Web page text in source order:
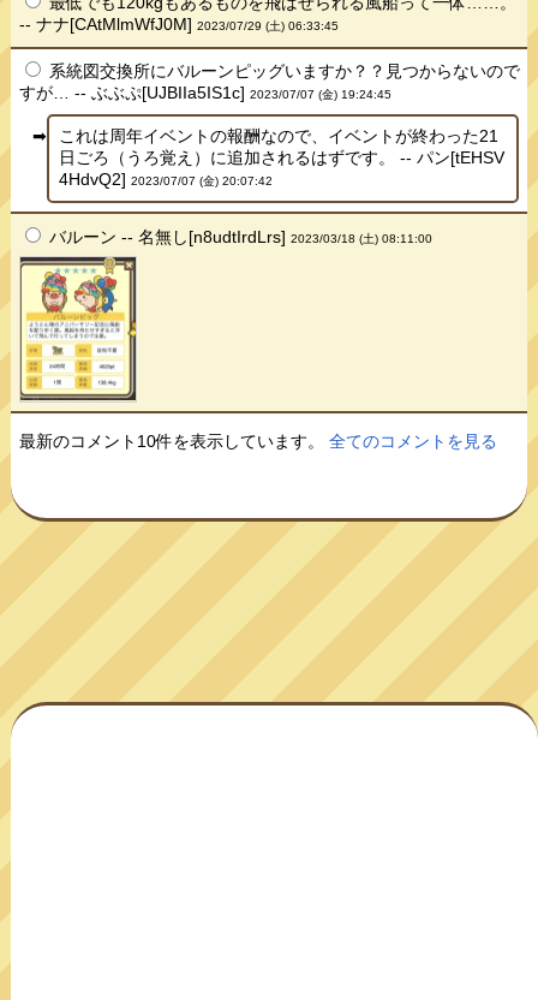
-- ナナ[CAtMlmWfJ0M]2023/07/29 (土) 06:33:45
系統図交換所にバルーンピッグいますか？？見つからないので
すが… -- ぶぶぷ[UJBIIa5IS1c]2023/07/07 (金) 19:24:45
これは周年イベントの報酬なので、イベントが終わった21
日ごろ（うろ覚え）に追加されるはずです。 -- パン[tEHSV
4HdvQ2] 2023/07/07 (金) 20:07:42
バルーン -- 名無し[n8udtIrdLrs]2023/03/18 (土) 08:11:00
最新のコメント10件を表示しています。全てのコメントを見る